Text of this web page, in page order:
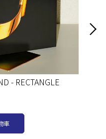
- RECTANGLE
車